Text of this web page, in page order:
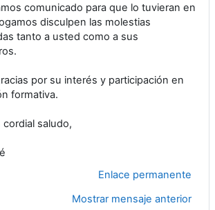
comunicado para que lo tuvieran en
disculpen las molestias
tanto a usted como a sus
por su interés y participación en
formativa.
cordial saludo,
Enlace permanente
Mostrar mensaje anterior